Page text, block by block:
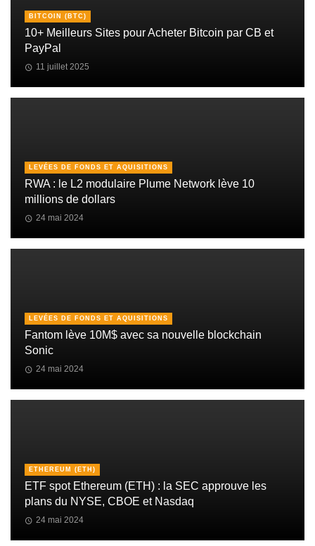
BITCOIN (BTC)
10+ Meilleurs Sites pour Acheter Bitcoin par CB et
PayPal
11 juillet 2025
LEVÉES DE FONDS ET AQUISITIONS
RWA : le L2 modulaire Plume Network lève 10
millions de dollars
24 mai 2024
LEVÉES DE FONDS ET AQUISITIONS
Fantom lève 10M$ avec sa nouvelle blockchain
Sonic
24 mai 2024
ETHEREUM (ETH)
ETF spot Ethereum (ETH) : la SEC approuve les
plans du NYSE, CBOE et Nasdaq
24 mai 2024